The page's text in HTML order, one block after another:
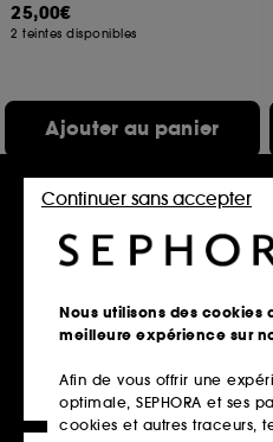
25,00€
2 teintes disponibles
Ajouter au panier
LE MINI MACARON
Le Soft Base Coat -Base
Nous utilisons des cookies
meilleure expérience sur
Afin de vous offrir une
optimale, SEPHORA et ses
cookies et autres traceurs,
Continuer sans accepter